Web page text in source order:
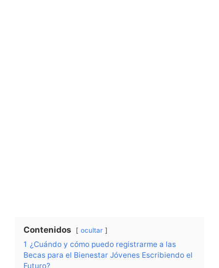
Contenidos ocultar
1 ¿Cuándo y cómo puedo registrarme a las
Becas para el Bienestar Jóvenes Escribiendo el
Futuro?